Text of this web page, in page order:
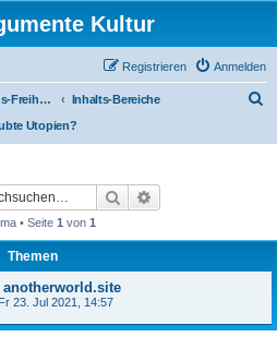
Kultur
Anmelden
Registrieren
Volle Meinungs-Freiheit mit 'Vorhang-System' -- frei dosierter Zugang zu allen Inhalten und AGs
Inhalts-Bereiche
Utopien?
Suche
• Seite 1 von 1
Themen
Fr 23. Jul 2021, 14:57